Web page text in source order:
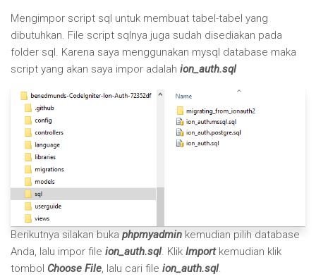
Mengimpor script sql untuk membuat tabel-tabel yang
dibutuhkan. File script sqlnya juga sudah disediakan pada
folder sql. Karena saya menggunakan mysql database maka
script yang akan saya impor adalah ion_auth.sql
Berikutnya silakan buka phpmyadmin kemudian pilih database
Anda, lalu impor file ion_auth.sql. Klik Import kemudian klik
tombol Choose File, lalu cari file ion_auth.sql.